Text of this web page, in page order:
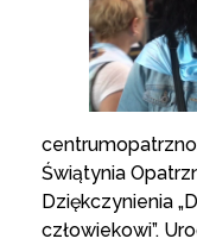
Świątynia
Dziękczynienia
człowiekowi”.